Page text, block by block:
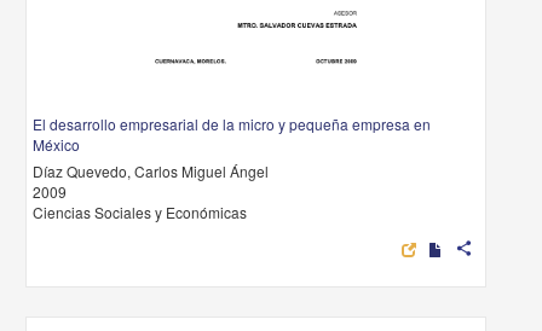
El desarrollo empresarial de la micro y pequeña empresa en
México
Díaz Quevedo, Carlos Miguel Ángel
2009
Ciencias Sociales y Económicas
share